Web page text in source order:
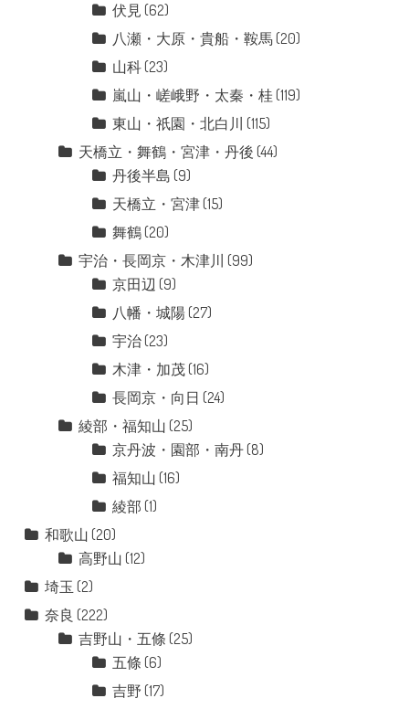
伏見 (62)
八瀬・大原・貴船・鞍馬(20)
山科(23)
嵐山・嵯峨野・太秦・桂 (119)
東山・祇園・北白川 (115)
天橋立・舞鶴・宮津・丹後 (44)
丹後半島 (9)
天橋立・宮津(15)
舞鶴(20)
宇治・長岡京・木津川 (99)
京田辺 (9)
八幡・城陽 (27)
宇治(23)
木津・加茂(16)
長岡京・向日 (24)
綾部・福知山 (25)
京丹波・園部・南丹(8)
福知山 (16)
綾部 (1)
和歌山 (20)
高野山 (12)
埼玉 (2)
奈良 (222)
吉野山・五條 (25)
五條 (6)
吉野 (17)